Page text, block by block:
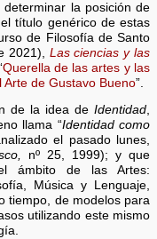
la posición de
título genérico de estas
de Filosofía de Santo
2021), Las ciencias y las
Querella de las artes y las
de Gustavo Bueno”.
de la idea de Identidad,
llama “Identidad como
el pasado lunes,
nº 25, 1999); y que
ámbito de las Artes:
Música y Lenguaje,
tiempo, de modelos para
utilizando este mismo